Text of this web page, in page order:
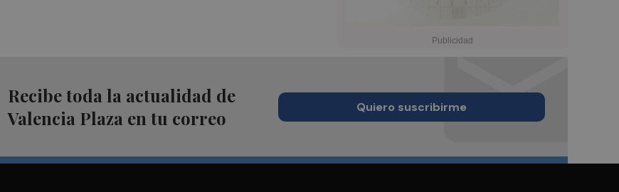
Recibe toda la actualidad de
Valencia Plaza en tu correo
Quiero suscribirme